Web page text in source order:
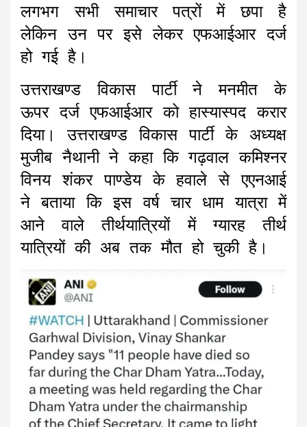
लगभग सभी समाचार पत्रों में छपा है
लेकिन उन पर इसे लेकर एफआईआर दर्ज
हो गई है।
उत्तराखण्ड विकास पार्टी ने मनमीत के
ऊपर दर्ज एफआईआर को हास्यास्पद करार
दिया। उत्तराखण्ड विकास पार्टी के अध्यक्ष
मुजीब नैथानी ने कहा कि गढ़वाल कमिश्नर
विनय शंकर पाण्डेय के हवाले से एएनआई
ने बताया कि इस वर्ष चार धाम यात्रा में
आने वाले तीर्थयात्रियों में ग्यारह तीर्थ
यात्रियों की अब तक मौत हो चुकी है।